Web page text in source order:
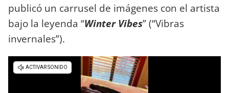
publicó un carrusel de imágenes con el artista
bajo la leyenda “Winter Vibes” (“Vibras
invernales”).